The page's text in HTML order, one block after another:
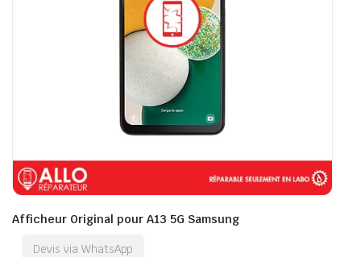
Afficheur Original pour A13 5G Samsung
Devis via WhatsApp